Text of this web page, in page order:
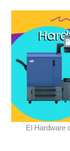
El Hardware